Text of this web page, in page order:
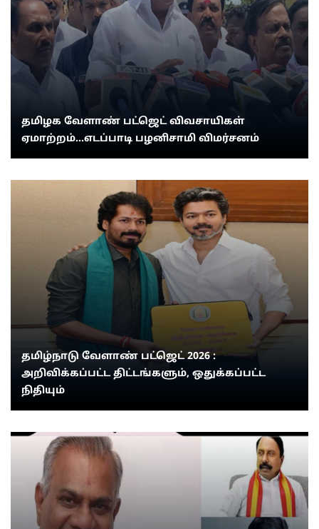
தமிழக வேளாண் பட்ஜெட் விவசாயிகள்
ஏமாற்றம்...எடப்பாடி பழனிசாமி விமர்சனம்
தமிழ்நாடு வேளாண் பட்ஜெட் 2026 :
அறிவிக்கப்பட்ட திட்டங்களும், ஒதுக்கப்பட்ட
நிதியும்